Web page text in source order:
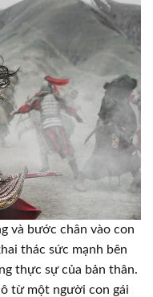
và bước chân vào con
thác sức mạnh bên
thực sự của bản thân.
từ một người con gái